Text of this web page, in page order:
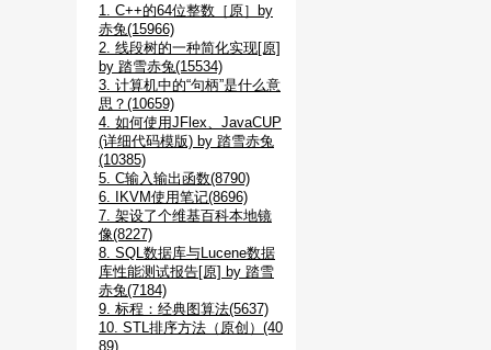
1. C++的64位整数［原］by
赤兔(15966)
2. 线段树的一种简化实现[原]
by 踏雪赤兔(15534)
3. 计算机中的“句柄”是什么意
思？(10659)
4. 如何使用JFlex、JavaCUP
(详细代码模版) by 踏雪赤兔
(10385)
5. C输入输出函数(8790)
6. IKVM使用笔记(8696)
7. 架设了个维基百科本地镜
像(8227)
8. SQL数据库与Lucene数据
库性能测试报告[原] by 踏雪
赤兔(7184)
9. 标程：经典图算法(5637)
10. STL排序方法（原创）(40
89)